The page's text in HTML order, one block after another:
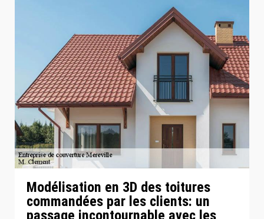
Modélisation en 3D des toitures
commandées par les clients: un
passage incontournable avec les